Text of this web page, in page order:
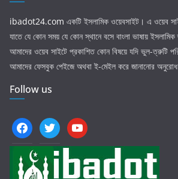
ibadot24.com একটি ইসলামিক ওয়েবসাইট। এ ওয়েব
যাতে যে কোন সময় যে কোন স্থানে বসে বাংলা ভাষায় ইসলামিক
আমাদের ওয়েব সাইটে প্রকাশিত কোন বিষয়ে যদি ভুল-ত্রুটি
আমাদের ফেসবুক পেইজে অথবা ই-মেইল করে জানানোর
Follow us
facebooktwitter youtube